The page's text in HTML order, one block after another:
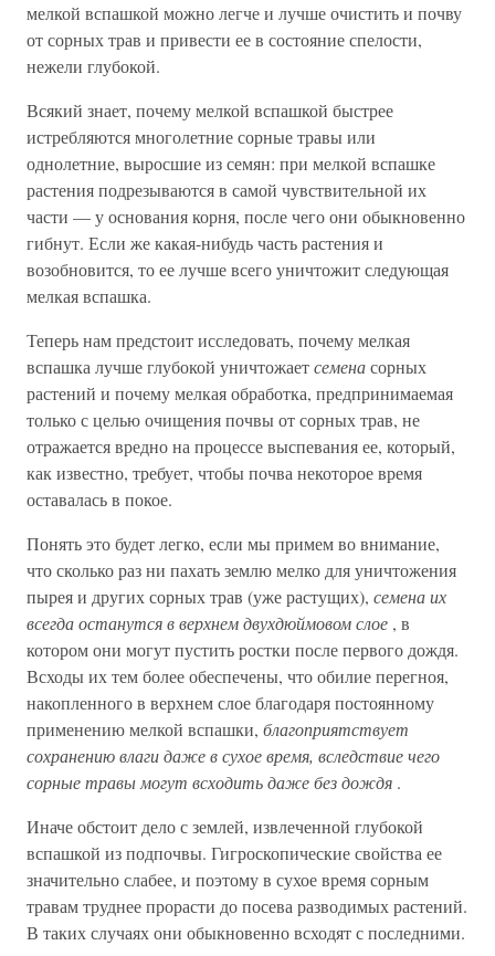
мелкой вспашкой можно легче и лучше очистить и почву
от сорных трав и привести ее в состояние спелости,
нежели глубокой.
Всякий знает, почему мелкой вспашкой быстрее
истребляются многолетние сорные травы или
однолетние, выросшие из семян: при мелкой вспашке
растения подрезываются в самой чувствительной их
части — у основания корня, после чего они обыкновенно
гибнут. Если же какая-нибудь часть растения и
возобновится, то ее лучше всего уничтожит следующая
мелкая вспашка.
Теперь нам предстоит исследовать, почему мелкая
вспашка лучше глубокой уничтожаетсеменасорных
растений и почему мелкая обработка, предпринимаемая
только с целью очищения почвы от сорных трав, не
отражается вредно на процессе выспевания ее, который,
как известно, требует, чтобы почва некоторое время
оставалась в покое.
Понять это будет легко, если мы примем во внимание,
что сколько раз ни пахать землю мелко для уничтожения
пырея и других сорных трав (уже растущих), семена их
всегда останутся в верхнем двухдюймовом слое , в
котором они могут пустить ростки после первого дождя.
Всходы их тем более обеспечены, что обилие перегноя,
накопленного в верхнем слое благодаря постоянному
применению мелкой вспашки, благоприятствует
сохранению влаги даже в сухое время, вследствие чего
сорные травы могут всходить даже без дождя .
Иначе обстоит дело с землей, извлеченной глубокой
вспашкой из подпочвы. Гигроскопические свойства ее
значительно слабее, и поэтому в сухое время сорным
травам труднее прорасти до посева разводимых растений.
В таких случаях они обыкновенно всходят с последними.